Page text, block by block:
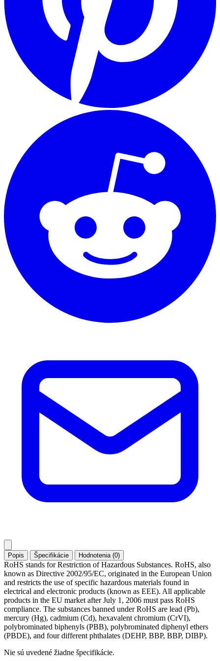
Popis Špecifikácie Hodnotenia (0)
RoHS stands for Restriction of Hazardous Substances. RoHS, also
known as Directive 2002/95/EC, originated in the European Union
and restricts the use of specific hazardous materials found in
electrical and electronic products (known as EEE). All applicable
products in the EU market after July 1, 2006 must pass RoHS
compliance. The substances banned under RoHS are lead (Pb),
mercury (Hg), cadmium (Cd), hexavalent chromium (CrVI),
polybrominated biphenyls (PBB), polybrominated diphenyl ethers
(PBDE), and four different phthalates (DEHP, BBP, BBP, DIBP).
Nie sú uvedené žiadne špecifikácie.